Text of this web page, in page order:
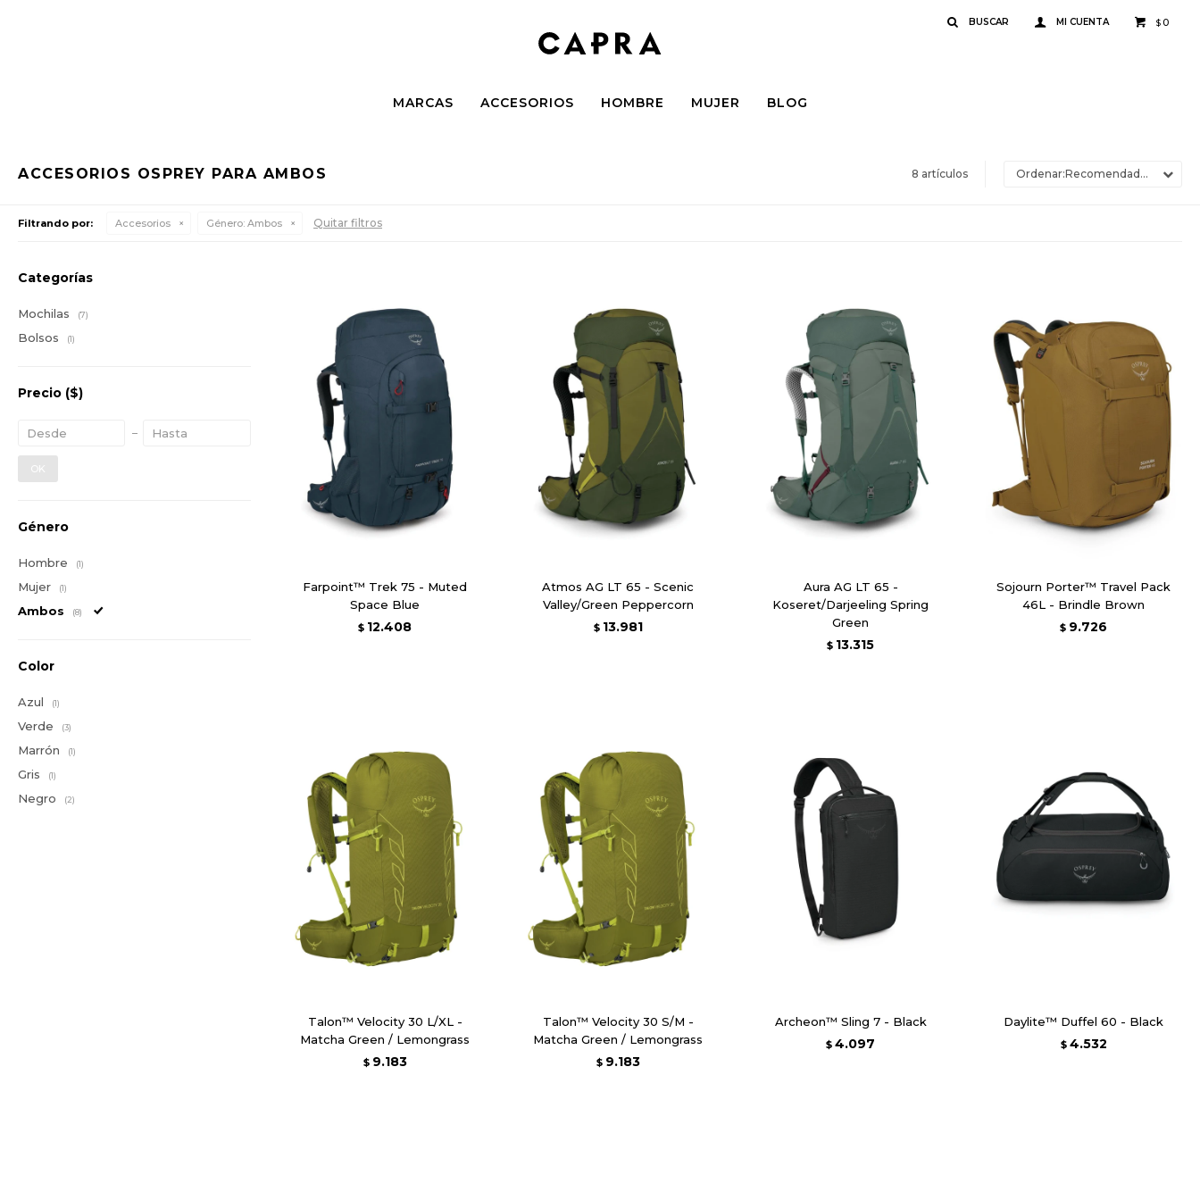
MARCAS ACCESORIOS HOMBRE MUJER BLOG
$ 0
ACCESORIOS OSPREY PARA AMBOS 8 artículos Recomendados
Filtrando por: Accesorios Género: Ambos Quitar filtros
Farpoint™ Trek 75 - Muted
Space Blue
$ 12.408
Atmos AG LT 65 - Scenic
Valley/Green Peppercorn
$ 13.981
Aura AG LT 65 -
Koseret/Darjeeling Spring
Green
$ 13.315
Sojourn Porter™ Travel Pack
46L - Brindle Brown
$ 9.726
Talon™ Velocity 30 L/XL -
Matcha Green / Lemongrass
$ 9.183
Talon™ Velocity 30 S/M -
Matcha Green / Lemongrass
$ 9.183
Archeon™ Sling 7 - Black
$ 4.097
Daylite™ Duffel 60 - Black
$ 4.532
Categorías
Mochilas (7)
Bolsos (1)
Precio ($)
OK
Género
Hombre (1)
Mujer (1)
Ambos (8)
Color
Azul (1)
Verde (3)
Marrón (1)
Gris (1)
Negro (2)